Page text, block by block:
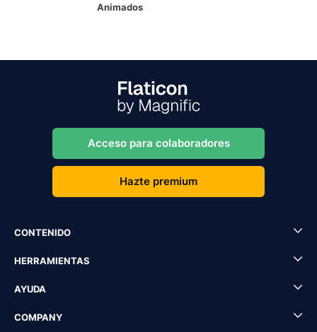
Animados
Acceso para colaboradores
Hazte premium
CONTENIDO
HERRAMIENTAS
AYUDA
COMPANY